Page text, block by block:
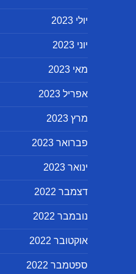
יולי 2023
יוני 2023
מאי 2023
אפריל 2023
מרץ 2023
פברואר 2023
ינואר 2023
דצמבר 2022
נובמבר 2022
אוקטובר 2022
ספטמבר 2022